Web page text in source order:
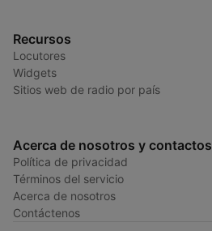
Recursos
Locutores
Widgets
Sitios web de radio por país
Acerca de nosotros y contactos
Política de privacidad
Términos del servicio
Acerca de nosotros
Contáctenos